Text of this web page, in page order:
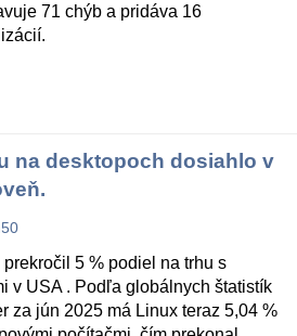
71 chýb a pridáva 16
na desktopoch dosiahlo v
5 % podiel na trhu s
v USA . Podľa globálnych štatistík
za jún 2025 má Linux teraz 5,04 %